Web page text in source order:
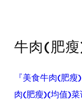
牛肉(肥
『美食牛肉(肥
肉(肥瘦)(均值)菜